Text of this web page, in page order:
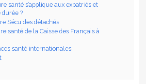
santé s’applique aux expatriés et
?
Sécu des détachés
santé de la Caisse des Français à
santé internationales